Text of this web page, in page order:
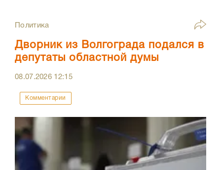
Политика
Дворник из Волгограда подался в
депутаты областной думы
08.07.2026 12:15
Комментарии